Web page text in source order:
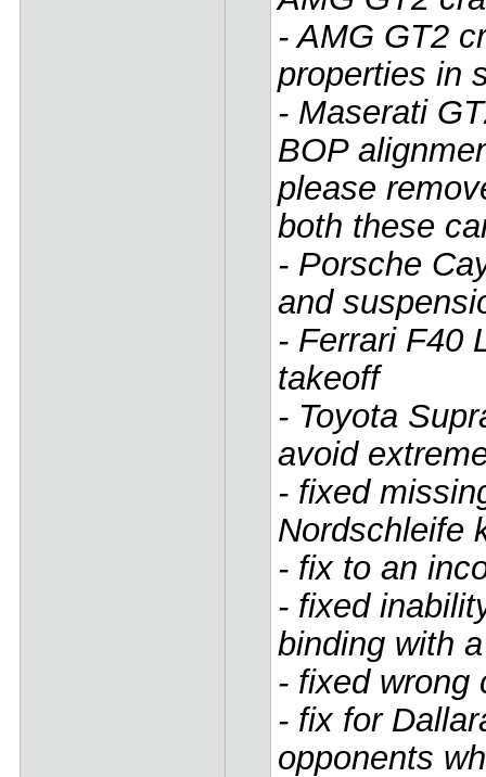
- AMG GT2
properties in
- Maserati
BOP
please
both these
- Porsche
and
- Ferrari F40
takeoff
- Toyota
avoid
- fixed
Nordschleife
- fix to an
- fixed
binding with
- fixed wrong
- fix for
opponents